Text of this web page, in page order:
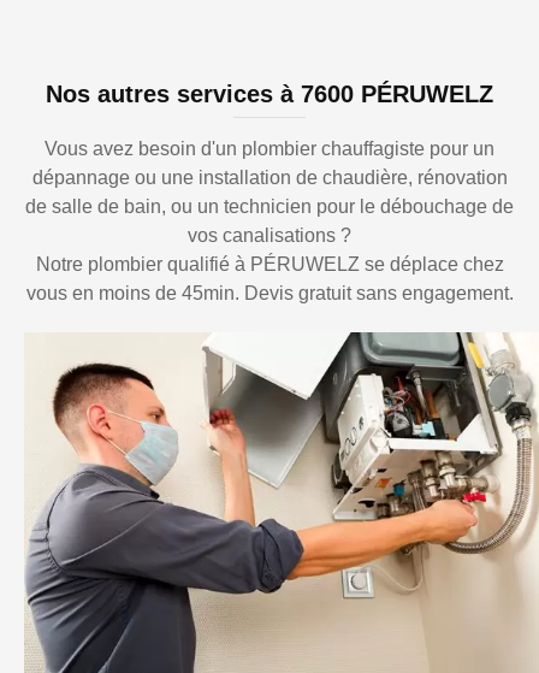
Nos autres services à 7600 PÉRUWELZ
Vous avez besoin d'un plombier chauffagiste pour un
dépannage ou une installation de chaudière, rénovation
de salle de bain, ou un technicien pour le débouchage de
vos canalisations ?
Notre plombier qualifié à PÉRUWELZ se déplace chez
vous en moins de 45min. Devis gratuit sans engagement.